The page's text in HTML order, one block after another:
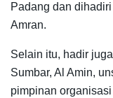
Padang dan
Amran.
Selain itu, hadir
Sumbar, Al Amin,
pimpinan